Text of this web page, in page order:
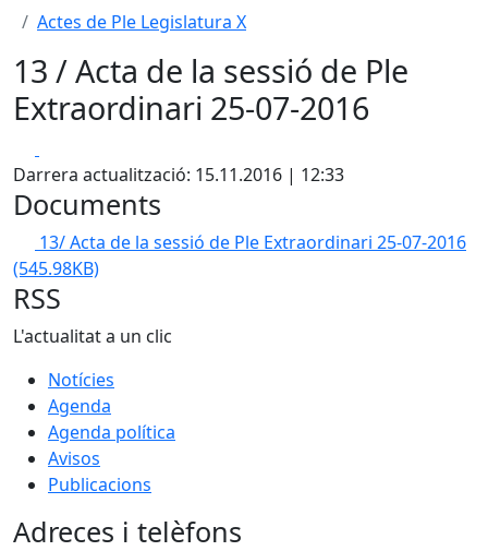
Actes de Ple Legislatura X
13 / Acta de la sessió de Ple
Extraordinari 25-07-2016
Darrera actualització: 15.11.2016 | 12:33
Documents
13/ Acta de la sessió de Ple Extraordinari 25-07-2016
(545.98KB)
RSS
L'actualitat a un clic
Notícies
Agenda
Agenda política
Avisos
Publicacions
Adreces i telèfons